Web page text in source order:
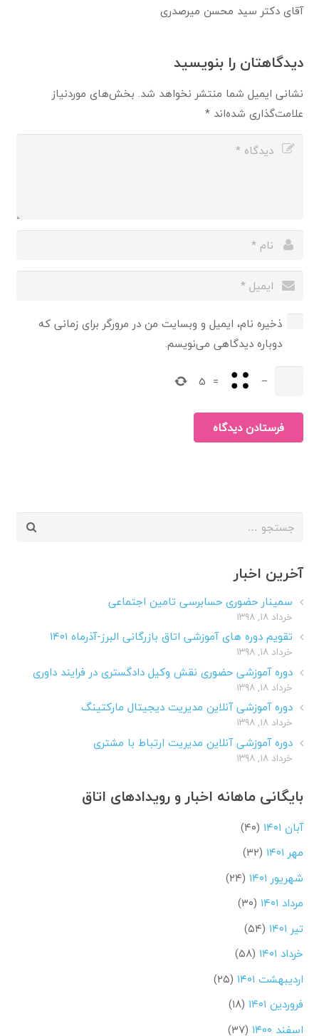
آقای دکتر سید محسن میرصدری
دیدگاهتان را بنویسید
نشانی ایمیل شما منتشر نخواهد شد. بخش‌های موردنیاز
علامت‌گذاری شده‌اند*
ذخیره نام، ایمیل و وبسایت من در مرورگر برای زمانی که
دوباره دیدگاهی می‌نویسم.
−
=
5
فرستادن دیدگاه
جستجو
آخرین اخبار
سمینار حضوری حسابرسی تامین اجتماعی
خرداد ۱۸, ۱۳۹۸
تقویم دوره های آموزشی اتاق بازرگانی البرز-آذرماه ۱۴۰۱
خرداد ۱۸, ۱۳۹۸
دوره آموزشی حضوری نقش وکیل دادگستری در فرایند داوری
خرداد ۱۸, ۱۳۹۸
دوره آموزشی آنلاین مدیریت دیجیتال مارکتینگ
خرداد ۱۸, ۱۳۹۸
دوره آموزشی آنلاین مدیریت ارتباط با مشتری
خرداد ۱۸, ۱۳۹۸
بایگانی ماهانه اخبار و رویدادهای اتاق
آبان ۱۴۰۱
(۴۰)
مهر ۱۴۰۱
(۳۲)
شهریور ۱۴۰۱
(۲۴)
مرداد ۱۴۰۱
(۳۰)
تیر ۱۴۰۱
(۵۴)
خرداد ۱۴۰۱
(۵۸)
اردیبهشت ۱۴۰۱
(۲۵)
فروردین ۱۴۰۱
(۱۸)
اسفند ۱۴۰۰
(۳۷)